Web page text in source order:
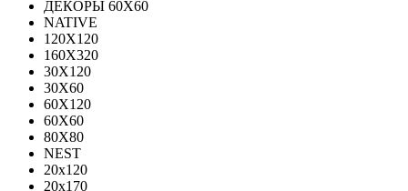
ДЕКОРЫ 60Х60
NATIVE
120Х120
160Х320
30X120
30X60
60X120
60X60
80Х80
NEST
20x120
20x170